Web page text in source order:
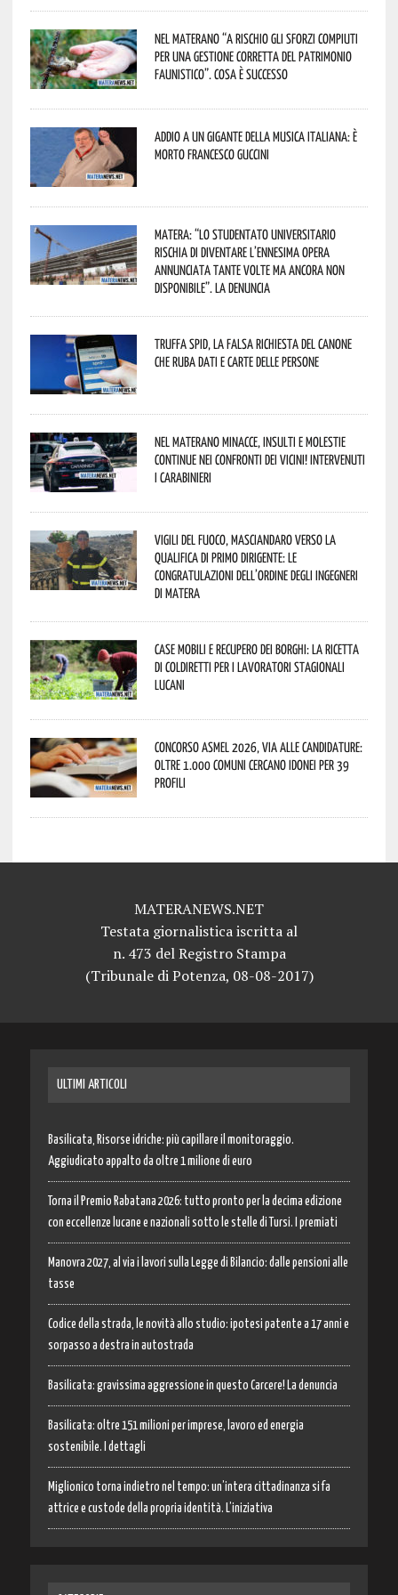
Nel materano “a rischio gli sforzi compiuti
per una gestione corretta del patrimonio
faunistico”. Cosa è successo
Addio a un gigante della musica italiana: è
morto Francesco Guccini
Matera: “Lo studentato universitario
rischia di diventare l’ennesima opera
annunciata tante volte ma ancora non
disponibile”. La denuncia
Truffa Spid, la falsa richiesta del canone
che ruba dati e carte delle persone
Nel materano minacce, insulti e molestie
continue nei confronti dei vicini! Intervenuti
i Carabinieri
Vigili del Fuoco, Masciandaro verso la
qualifica di Primo Dirigente: le
congratulazioni dell’Ordine degli Ingegneri
di Matera
Case mobili e recupero dei borghi: la ricetta
di Coldiretti per i lavoratori stagionali
lucani
Concorso Asmel 2026, via alle candidature:
oltre 1.000 Comuni cercano idonei per 39
profili
MATERANEWS.NET
Testata giornalistica iscritta al
n. 473 del Registro Stampa
(Tribunale di Potenza, 08-08-2017)
ULTIMI ARTICOLI
Basilicata, Risorse idriche: più capillare il monitoraggio.
Aggiudicato appalto da oltre 1 milione di euro
Torna il Premio Rabatana 2026: tutto pronto per la decima edizione
con eccellenze lucane e nazionali sotto le stelle di Tursi. I premiati
Manovra 2027, al via i lavori sulla Legge di Bilancio: dalle pensioni alle
tasse
Codice della strada, le novità allo studio: ipotesi patente a 17 anni e
sorpasso a destra in autostrada
Basilicata: gravissima aggressione in questo Carcere! La denuncia
Basilicata: oltre 151 milioni per imprese, lavoro ed energia
sostenibile. I dettagli
Miglionico torna indietro nel tempo: un’intera cittadinanza si fa
attrice e custode della propria identità. L’iniziativa